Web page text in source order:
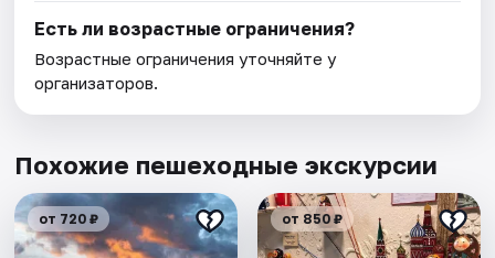
Есть ли возрастные ограничения?
Возрастные ограничения уточняйте у
организаторов.
Похожие пешеходные экскурсии
от 720 ₽ от 850 ₽